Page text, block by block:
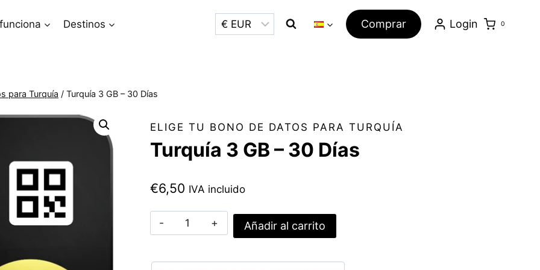
Destinos Comprar Login 0
para Turquía / Turquía 3 GB – 30 Días
ELIGE TU BONO DE DATOS PARA TURQUÍA
Turquía 3 GB – 30 Días
€6,50 IVA incluido
Turquía
3
Añadir al carrito
-